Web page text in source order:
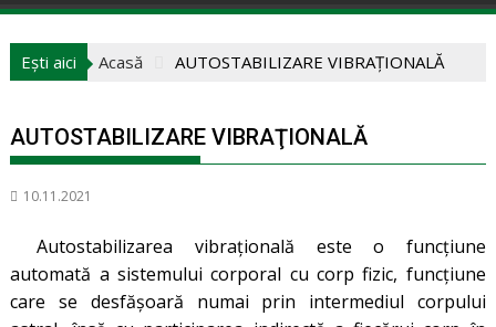
Ești aici Acasă AUTOSTABILIZARE VIBRAŢIONALĂ
AUTOSTABILIZARE VIBRAŢIONALĂ
10.11.2021
Autostabilizarea vibraţională este o funcţiune
automată a sistemului corporal cu corp fizic, funcţiune
care se desfăşoară numai prin intermediul corpului